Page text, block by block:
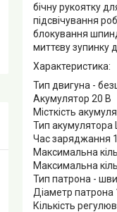
бічну рукоятку
підсвічування
блокування
миттєву зупинку
Характеристика:
Тип двигуна -
Акумулятор 20 В
Місткість
Тип акумулятора
Час заряджання
Максимальна
Максимальна
Тип патрона -
Діаметр патрона
Кількість